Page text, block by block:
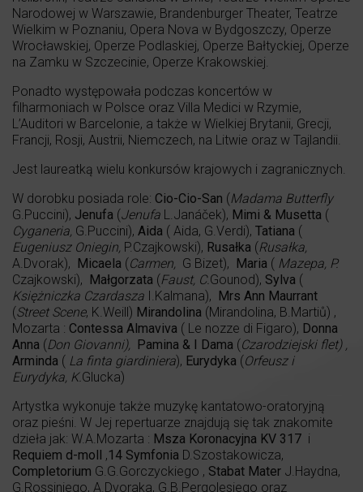
Narodowej w Warszawie, Brandenburger Theater, Teatrze
Wielkim w Poznaniu, Opera Nova w Bydgoszczy, Operze
Wrocławskiej, Operze Podlaskiej, Operze Bałtyckiej, Operze
na Zamku w Szczecinie, Operze Krakowskiej.
Ponadto występowała podczas koncertów w
filharmoniach w Polsce oraz Villa Medici w Rzymie,
L’Auditori w Barcelonie, a także w Wielkiej Brytanii, Grecji,
Francji, Rosji, Austrii, Niemczech, na Litwie oraz w Tajlandii.
Jest laureatką wielu konkursów krajowych i zagranicznych.
W dorobku posiada role: Cio-Cio-San (Madama Butterfly
G.Puccini), Jenufa (Jenufa L.Janáček), Mimi & Musetta (
Cyganeria, G.Puccini), Aida ( Aida, G.Verdi), Tatiana (
Eugeniusz Oniegin, P.Czajkowski), Rusałka (Rusałka,
A.Dvorak),
Micaela (Carmen, G Bizet), Maria ( Mazepa, P.
Czajkowski),
Małgorzata (Faust, C.Gounod), Sylva (
Księżniczka Czardasza I.Kalmana),
Mrs Ann Maurrant
(Street Scene, K.Weill) Mirandolina (Mirandolina, B.Martiů) ,
Mozarta : Contessa Almaviva ( Le nozze di Figaro), Donna
Anna (Don Giovanni), Pamina & I Dama (Czarodziejski flet) ,
Arminda ( La finta giardiniera), Eurydyka (Orfeusz i
Eurydyka, K.Glucka)
Artystka wykonuje także muzykę kantatowo-oratoryjną
oraz pieśni. W Jej repertuarze znajdują się tak znakomite
dzieła jak: W.A.Mozarta : Msza Koronacyjna KV 317 i
Requiem d-moll
,14 Symfonia D.Szostakowicza,
Completorium G.G.Gorczyckiego , Stabat Mater J.Haydna,
G.Rossiniego, A.Dvoraka, G.B.Pergolesiego oraz